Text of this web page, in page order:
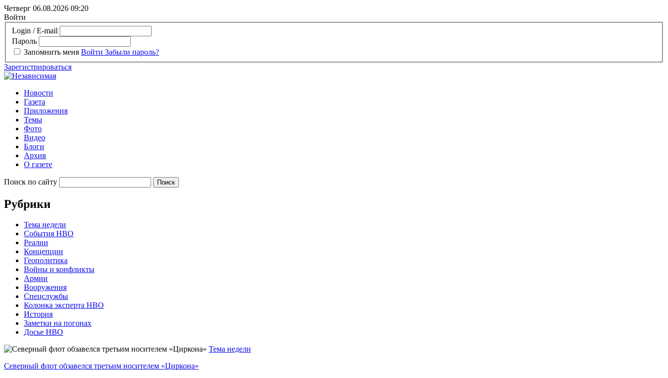
Четверг 06.08.2026 09:20
Войти
Login / E-mail
Пароль
Запомнить меня Войти Забыли пароль?
Зарегистрироваться
Новости
Газета
Приложения
Темы
Фото
Видео
Блоги
Архив
О газете
Поиск по сайту
Рубрики
Тема недели
События НВО
Реалии
Концепции
Геополитика
Войны и конфликты
Армии
Вооружения
Спецслужбы
Колонка эксперта НВО
История
Заметки на погонах
Досье НВО
Тема недели
Северный флот обзавелся третьим носителем «Циркона»